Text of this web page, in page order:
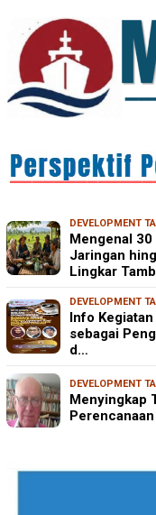
DEVELOPMENT
Mengenal 30
Jaringan
Lingkar
DEVELOPMENT
Info
sebagai
d…
DEVELOPMENT
Menyingkap